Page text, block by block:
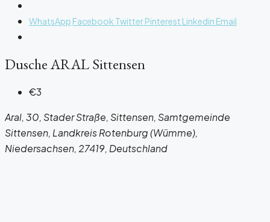
WhatsApp Facebook TwitterPinterest Linkedin Email
Dusche ARAL Sittensen
€3
Aral, 30, Stader Straße, Sittensen, Samtgemeinde
Sittensen, Landkreis Rotenburg (Wümme),
Niedersachsen, 27419, Deutschland